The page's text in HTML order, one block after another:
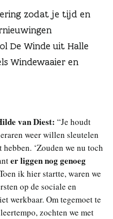
zodat je tijd en
De Winde uit Halle
Windewaaier en
van Diest: “Je houdt
weer willen sleutelen
‘Zouden we nu toch
er liggen nog genoeg
ik hier startte, waren we
op de sociale en
werkbaar. Om tegemoet te
zochten we met